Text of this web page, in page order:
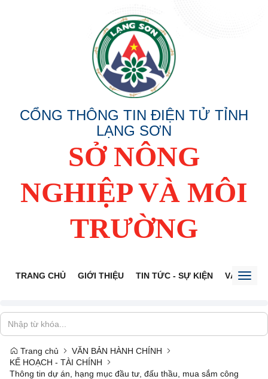
CỔNG THÔNG TIN ĐIỆN TỬ TỈNH
LẠNG SƠN
SỞ NÔNG
NGHIỆP VÀ MÔI
TRƯỜNG
TRANG CHỦ GIỚI THIỆU TIN TỨC - SỰ KIỆN VĂN BẢN
Trang chủ
VĂN BẢN HÀNH CHÍNH
KẾ HOẠCH - TÀI CHÍNH
Thông tin dự án, hạng mục đầu tư, đấu thầu, mua sắm công